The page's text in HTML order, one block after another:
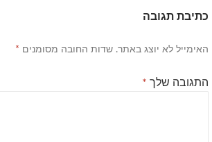
כתיבת תגובה
האימייל לא יוצג באתר. שדות החובה מסומנים *
התגובה שלך *